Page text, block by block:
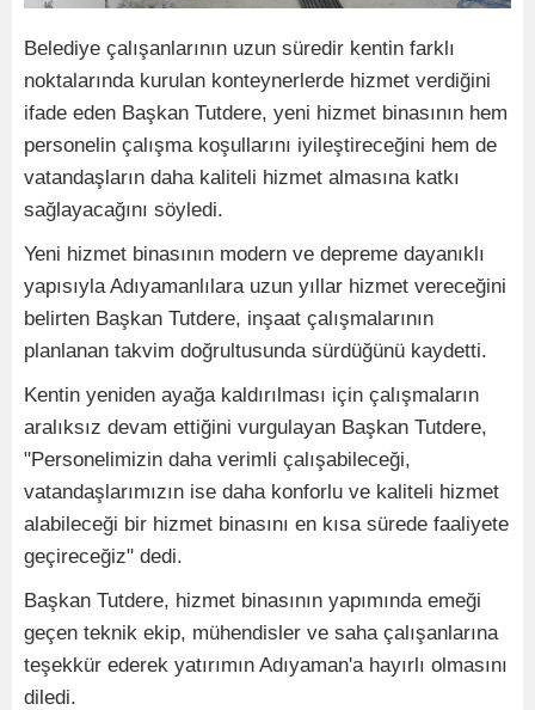
Belediye çalışanlarının uzun süredir kentin farklı
noktalarında kurulan konteynerlerde hizmet verdiğini
ifade eden Başkan Tutdere, yeni hizmet binasının hem
personelin çalışma koşullarını iyileştireceğini hem de
vatandaşların daha kaliteli hizmet almasına katkı
sağlayacağını söyledi.
Yeni hizmet binasının modern ve depreme dayanıklı
yapısıyla Adıyamanlılara uzun yıllar hizmet vereceğini
belirten Başkan Tutdere, inşaat çalışmalarının
planlanan takvim doğrultusunda sürdüğünü kaydetti.
Kentin yeniden ayağa kaldırılması için çalışmaların
aralıksız devam ettiğini vurgulayan Başkan Tutdere,
"Personelimizin daha verimli çalışabileceği,
vatandaşlarımızın ise daha konforlu ve kaliteli hizmet
alabileceği bir hizmet binasını en kısa sürede faaliyete
geçireceğiz" dedi.
Başkan Tutdere, hizmet binasının yapımında emeği
geçen teknik ekip, mühendisler ve saha çalışanlarına
teşekkür ederek yatırımın Adıyaman'a hayırlı olmasını
diledi.